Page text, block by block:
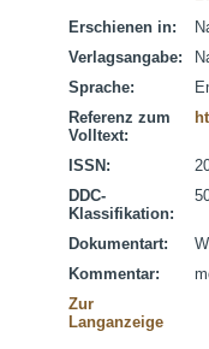
Erschienen in:
Verlagsangabe:
Sprache:
Referenz zum
Volltext:
ISSN:
DDC-
Klassifikation:
Dokumentart:
Kommentar:
Zur
Langanzeige